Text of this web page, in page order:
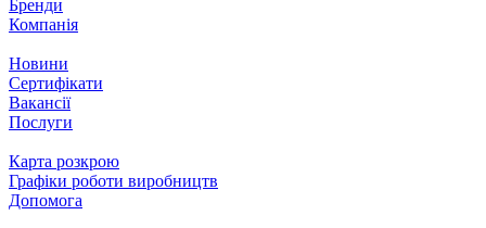
Бренди
Компанія
Новини
Сертифікати
Вакансії
Послуги
Карта розкрою
Графіки роботи виробництв
Допомога